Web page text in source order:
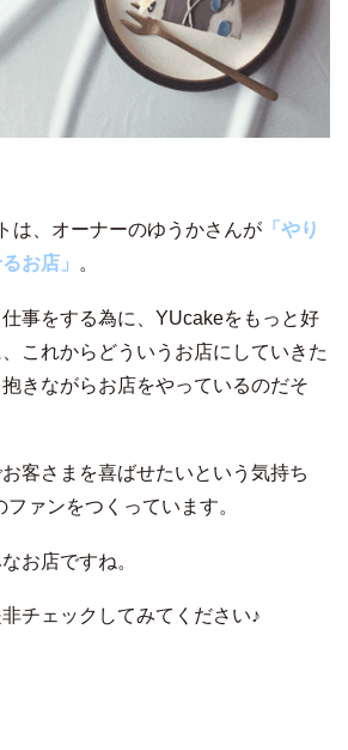
は、オーナーのゆうかさんが 「やり
お店」
。
仕事をする為に、YUcakeをもっと好
これからどういうお店にしていきた
きながらお店をやっているのだそ
客さまを喜ばせたいという気持ち
ァンをつくっています。
お店ですね。
チェックしてみてください♪